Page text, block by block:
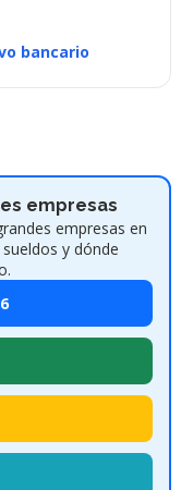
bancario
empresas
empresas en
y dónde